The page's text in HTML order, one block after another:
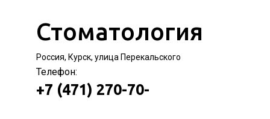
Стоматология
Россия, Курск, улица Перекальского
Телефон:
+7 (471) 270-70-